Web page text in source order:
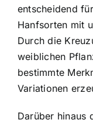
entscheidend
Hanfsorten mit
Durch die
weiblichen
bestimmte
Variationen
Darüber hinaus